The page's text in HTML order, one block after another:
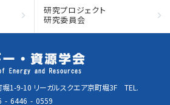
研究プロジェクト
研究委員会
1-9-10 リーガルスクエア京町堀3F TEL.
- 6446 - 0559